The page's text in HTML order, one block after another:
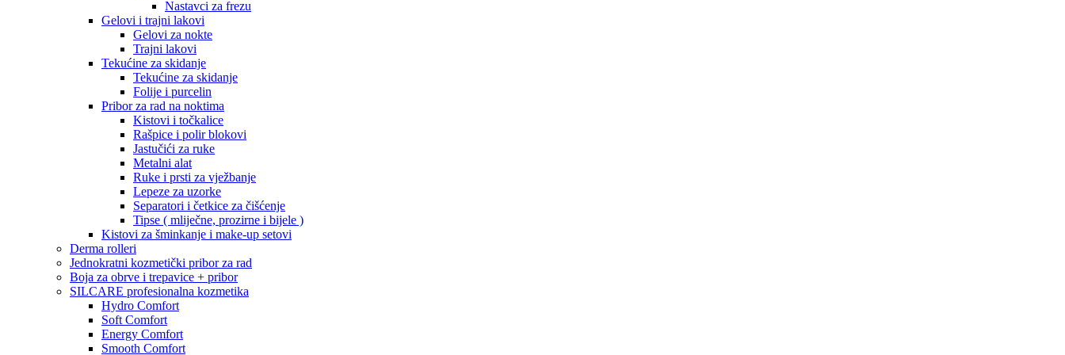
Nastavci za frezu
Gelovi i trajni lakovi
Gelovi za nokte
Trajni lakovi
Tekućine za skidanje
Tekućine za skidanje
Folije i purcelin
Pribor za rad na noktima
Kistovi i točkalice
Rašpice i polir blokovi
Jastučići za ruke
Metalni alat
Ruke i prsti za vježbanje
Lepeze za uzorke
Separatori i četkice za čišćenje
Tipse ( mliječne, prozirne i bijele )
Kistovi za šminkanje i make-up setovi
Derma rolleri
Jednokratni kozmetički pribor za rad
Boja za obrve i trepavice + pribor
SILCARE profesionalna kozmetika
Hydro Comfort
Soft Comfort
Energy Comfort
Smooth Comfort